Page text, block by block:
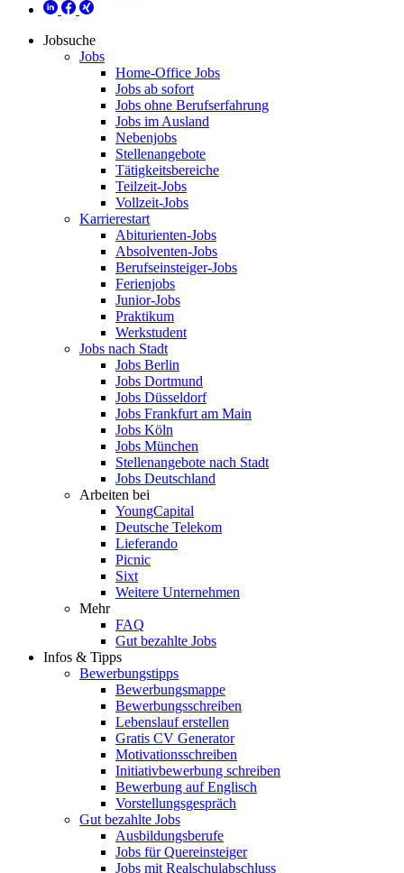
Jobsuche
Jobs
Home-Office Jobs
Jobs ab sofort
Jobs ohne Berufserfahrung
Jobs im Ausland
Nebenjobs
Stellenangebote
Tätigkeitsbereiche
Teilzeit-Jobs
Vollzeit-Jobs
Karrierestart
Abiturienten-Jobs
Absolventen-Jobs
Berufseinsteiger-Jobs
Ferienjobs
Junior-Jobs
Praktikum
Werkstudent
Jobs nach Stadt
Jobs Berlin
Jobs Dortmund
Jobs Düsseldorf
Jobs Frankfurt am Main
Jobs Köln
Jobs München
Stellenangebote nach Stadt
Jobs Deutschland
Arbeiten bei
YoungCapital
Deutsche Telekom
Lieferando
Picnic
Sixt
Weitere Unternehmen
Mehr
FAQ
Gut bezahlte Jobs
Infos & Tipps
Bewerbungstipps
Bewerbungsmappe
Bewerbungsschreiben
Lebenslauf erstellen
Gratis CV Generator
Motivationsschreiben
Initiativbewerbung schreiben
Bewerbung auf Englisch
Vorstellungsgespräch
Gut bezahlte Jobs
Ausbildungsberufe
Jobs für Quereinsteiger
Jobs mit Realschulabschluss